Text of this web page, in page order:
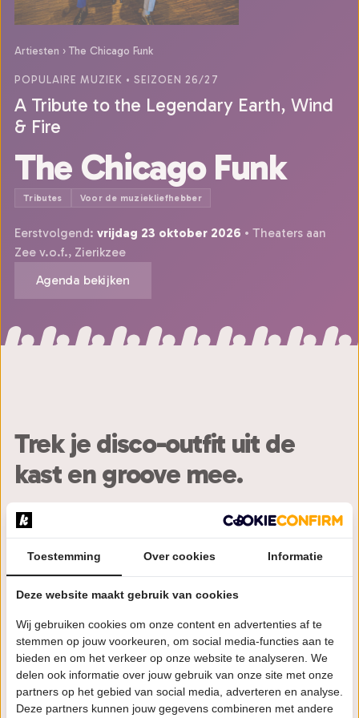
Artiesten › The Chicago Funk
POPULAIRE MUZIEK • SEIZOEN 26/27
A Tribute to the Legendary Earth, Wind
& Fire
The Chicago Funk
Tributes Voor de muziekliefhebber
Eerstvolgend: vrijdag 23 oktober 2026 • Theaters aan
Zee v.o.f., Zierikzee
Agenda bekijken
Trek je disco-outfit uit de
kast en groove mee.
Sluit je ogen en je staat zo in 1978. Een kolkende elf-
koppige band, glimmende kostuums die in een paar
tellen wisselen, blazers die de zaal in vlam zetten, en
die onmiskenbare hoge zangnoten van Phillip Bailey,
het warme geluid van Maurice White en de
herkenbare stem van Ralph Johnson. The Chicago
Funk laat de muziek van Earth, Wind & Fire in al z'n
groovy glorie tot leven komen. Alle hits komen langs:
'Boogie Wonderland', 'Let's Groove', 'After the Love
has Gone' en natuurlijk de eeuwige wereldhit
Toestemming Over cookies Informatie
Deze website maakt gebruik van cookies
Wij gebruiken cookies om onze content en advertenties af te
stemmen op jouw voorkeuren, om social media-functies aan te
bieden en om het verkeer op onze website te analyseren. We
delen ook informatie over jouw gebruik van onze site met onze
partners op het gebied van social media, adverteren en analyse.
Deze partners kunnen jouw gegevens combineren met andere